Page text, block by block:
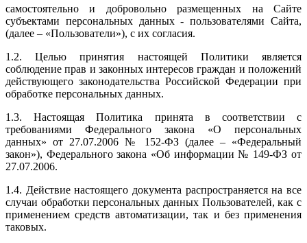
самостоятельно и добровольно размещенных на Сайте
субъектами персональных данных - пользователями Сайта,
(далее – «Пользователи»), с их согласия.
1.2. Целью принятия настоящей Политики является
соблюдение прав и законных интересов граждан и положений
действующего законодательства Российской Федерации при
обработке персональных данных.
1.3. Настоящая Политика принята в соответствии с
требованиями Федерального закона «О персональных
данных» от 27.07.2006 № 152-ФЗ (далее – «Федеральный
закон»), Федерального закона «Об информации № 149-ФЗ от
27.07.2006.
1.4. Действие настоящего документа распространяется на все
случаи обработки персональных данных Пользователей, как с
применением средств автоматизации, так и без применения
таковых.